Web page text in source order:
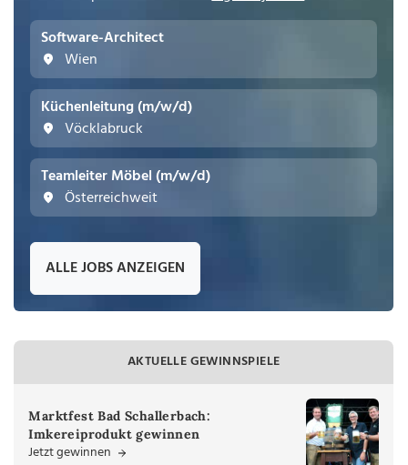
Software-Architect
Wien
Küchenleitung (m/w/d)
Vöcklabruck
Teamleiter Möbel (m/w/d)
Österreichweit
ALLE JOBS ANZEIGEN
AKTUELLE GEWINNSPIELE
Marktfest Bad Schallerbach:
Imkereiprodukt gewinnen
Jetzt gewinnen